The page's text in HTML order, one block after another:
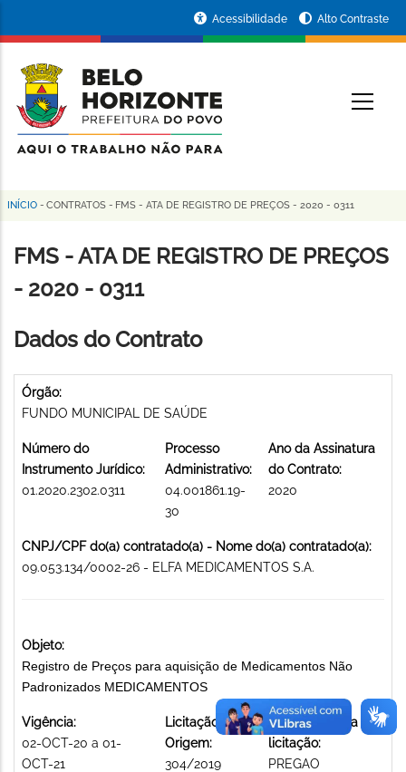
conteúdo
principal
da
Prefeitura
de
Horizonte
Acessibilidade Alto Contraste
Trilha
de
navegação
INÍCIO - CONTRATOS - FMS - ATA DE REGISTRO DE PREÇOS - 2020 - 0311
FMS - ATA DE REGISTRO DE PREÇOS
- 2020 - 0311
Dados do Contrato
Órgão:
FUNDO MUNICIPAL DE SAÚDE
Número do
Instrumento Jurídico:
01.2020.2302.0311
Processo
Administrativo:
04.001861.19-
30
Ano da Assinatura
do Contrato:
2020
CNPJ/CPF do(a) contratado(a) - Nome do(a) contratado(a):
09.053.134/0002-26 - ELFA MEDICAMENTOS S.A.
Objeto:
Registro de Preços para aquisição de Medicamentos Não
Padronizados MEDICAMENTOS
Vigência:
02-OCT-20 a 01-
OCT-21
Licitação de
Origem:
304/2019
Modalidade da
licitação:
PREGAO